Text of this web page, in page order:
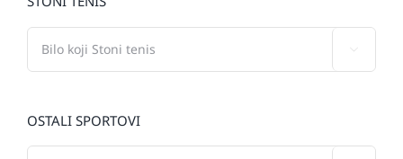
OSTALI SPORTOVI